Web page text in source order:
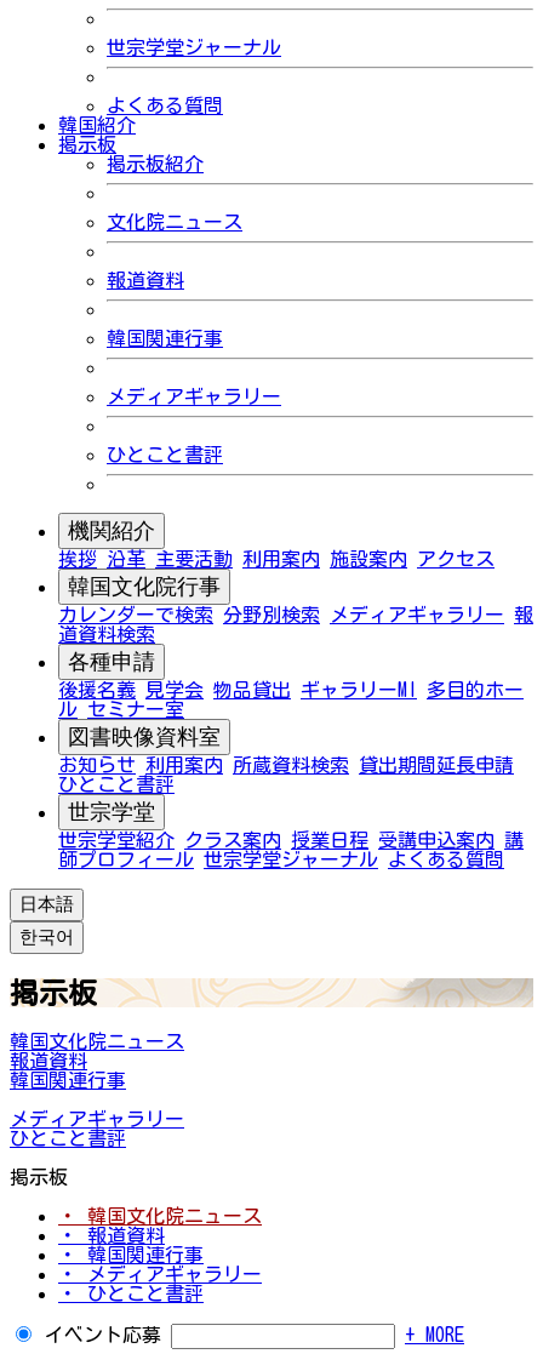
世宗学堂ジャーナル
よくある質問
韓国紹介
掲示板
掲示板紹介
文化院ニュース
報道資料
韓国関連行事
メディアギャラリー
ひとこと書評
機関紹介
挨拶 沿革 主要活動 利用案内 施設案内 アクセス
韓国文化院行事
カレンダーで検索 分野別検索 メディアギャラリー 報
道資料検索
各種申請
後援名義 見学会 物品貸出 ギャラリーMI
多目的ホー
ル セミナー室
図書映像資料室
お知らせ 利用案内 所蔵資料検索
貸出期間延長申請
ひとこと書評
世宗学堂
世宗学堂紹介 クラス案内 授業日程 受講申込案内 講
師プロフィール 世宗学堂ジャーナル よくある質問
日本語
한국어
掲示板
韓国文化院ニュース
報道資料
韓国関連行事
メディアギャラリー
ひとこと書評
掲示板
・ 韓国文化院ニュース
・ 報道資料
・ 韓国関連行事
・ メディアギャラリー
・ ひとこと書評
イベント応募 + MORE